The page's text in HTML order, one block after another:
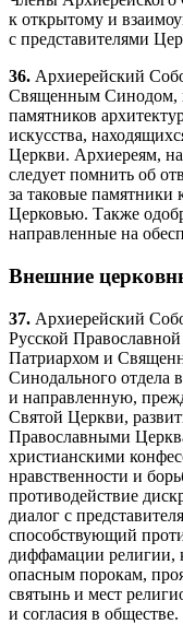
к открытому и
с представителями
36. Архиерейский
Священным Синодом,
памятников
искусства,
Церкви. Архиереям,
следует помнить об
за таковые памятники
Церковью. Также
направленные на
Внешние
37. Архиерейский
Русской
Патриархом и
Синодального отдела
и направленную,
Святой Церкви,
Православными
христианскими
нравственности и
противодействие
диалог с
способствующий
диффамации религии,
опасным порокам,
святынь и мест
и согласия в обществе.